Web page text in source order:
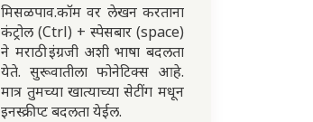
मिसळपाव.कॉम वर लेखन करताना
कंट्रोल (Ctrl) + स्पेसबार (space)
ने मराठी इंग्रजी अशी भाषा बदलता
येते. सुरूवातीला फोनेटिक्स आहे.
मात्र तुमच्या खात्याच्या सेटींग मधून
इनस्क्रीप्ट बदलता येईल.